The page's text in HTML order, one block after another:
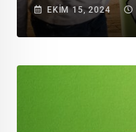
EKIM 15, 2024